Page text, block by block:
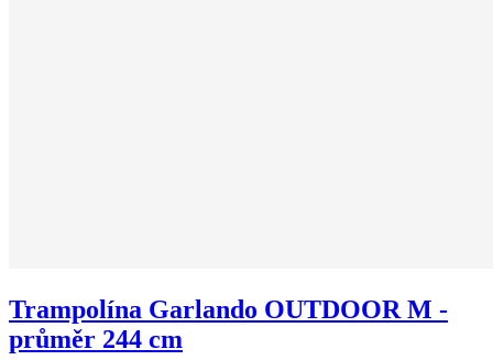
Trampolína Garlando OUTDOOR M -
průměr 244 cm